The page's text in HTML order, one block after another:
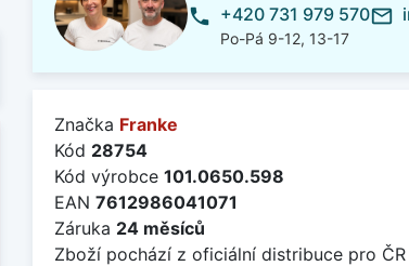
phone +420 731 979 570
Po-Pá 9-12, 13-17
mail_outline
Značka Franke
Kód 28754
Kód výrobce 101.0650.598
EAN 7612986041071
Záruka 24 měsíců
Zboží pochází z oficiální distribuce pro ČR